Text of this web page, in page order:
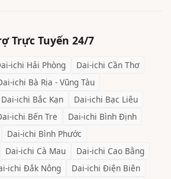
Trực Tuyến 24/7
ichi Hải Phòng Dai-ichi Cần Thơ
ichi Bà Rịa - Vũng Tàu
Dai-ichi Bắc Kạn Dai-ichi Bạc Liêu
ichi Bến Tre Dai-ichi Bình Định
Dai-ichi Bình Phước
Dai-ichi Cà Mau Dai-ichi Cao Bằng
ichi Đắk Nông Dai-ichi Điện Biên